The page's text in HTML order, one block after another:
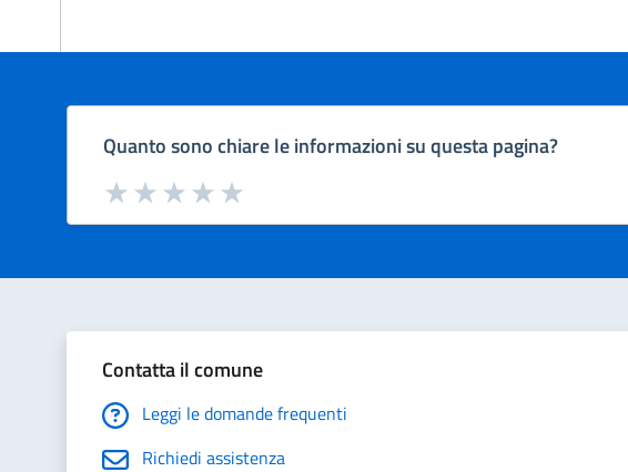
Quanto sono chiare le informazioni su questa pagina?
Valuta da 1 a 5 stelle la pagina
Valuta 5 stelle su 5
Valuta 4 stelle su 5
Valuta 3 stelle su 5
Valuta 2 stelle su 5
Valuta 1 stelle su 5
Contatta il comune
Leggi le domande frequenti
Richiedi assistenza